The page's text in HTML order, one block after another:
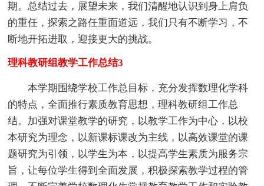
期。总结过去，展望未来，我们清醒地认识到身上肩负
的重任，探索之路任重面道远，我们只有不断学习，不
断地开拓进取，迎接更大的挑战。
理科教研组教学工作总结3
本学期围绕学校工作总目标，充分发挥数理化学科
的特点，全面推行素质教育思想，理科教研组工作总
结。加强对课堂教学的研究，以教学工作为中心，以校
本研究为理念，以新课标课改为主线，以高效课堂的课
题研究为引领，以学生为本，以提高学生素质为服务宗
旨，让每位学生得到全面发展，积极探索教学过程的管